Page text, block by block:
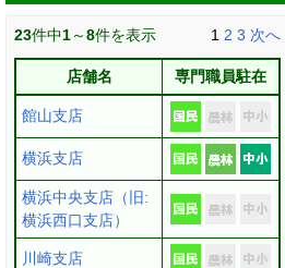
23件中1～8件を表示 1 2 3 次へ
店舗名 専門職員駐在
館山支店
横浜支店
横浜中央支店（旧:
横浜西口支店）
川崎支店